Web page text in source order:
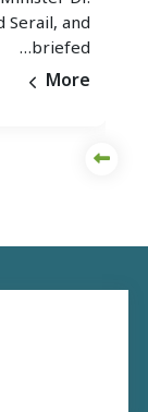
Serail, and
briefed…
More